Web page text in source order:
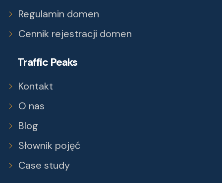
Regulamin domen
Cennik rejestracji domen
Traffic Peaks
Kontakt
O nas
Blog
Słownik pojęć
Case study